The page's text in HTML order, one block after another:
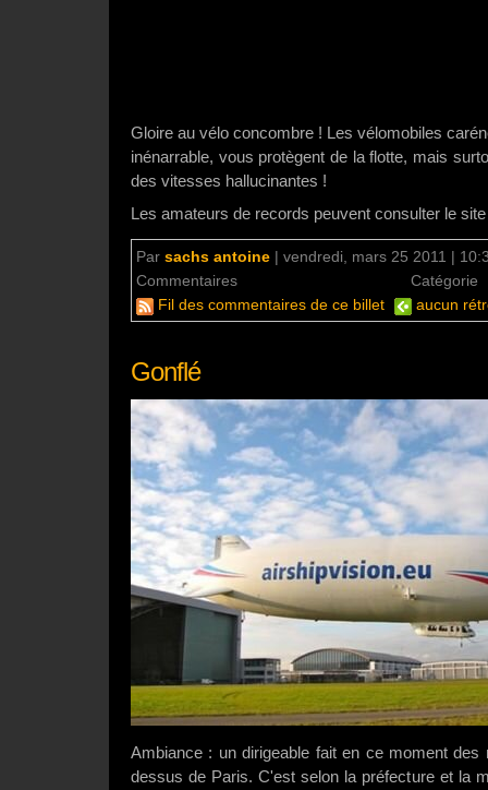
Gloire au vélo concombre ! Les vélomobiles
inénarrable, vous protègent de la flotte, mais
des vitesses hallucinantes !
Les amateurs de records peuvent consulter le
Par sachs antoine | vendredi, mars 25 2011 |
Commentaires
Catégorie
Fil des commentaires de ce billet
aucun
Gonflé
Ambiance : un dirigeable fait en ce moment des
dessus de Paris. C'est selon la préfecture et la